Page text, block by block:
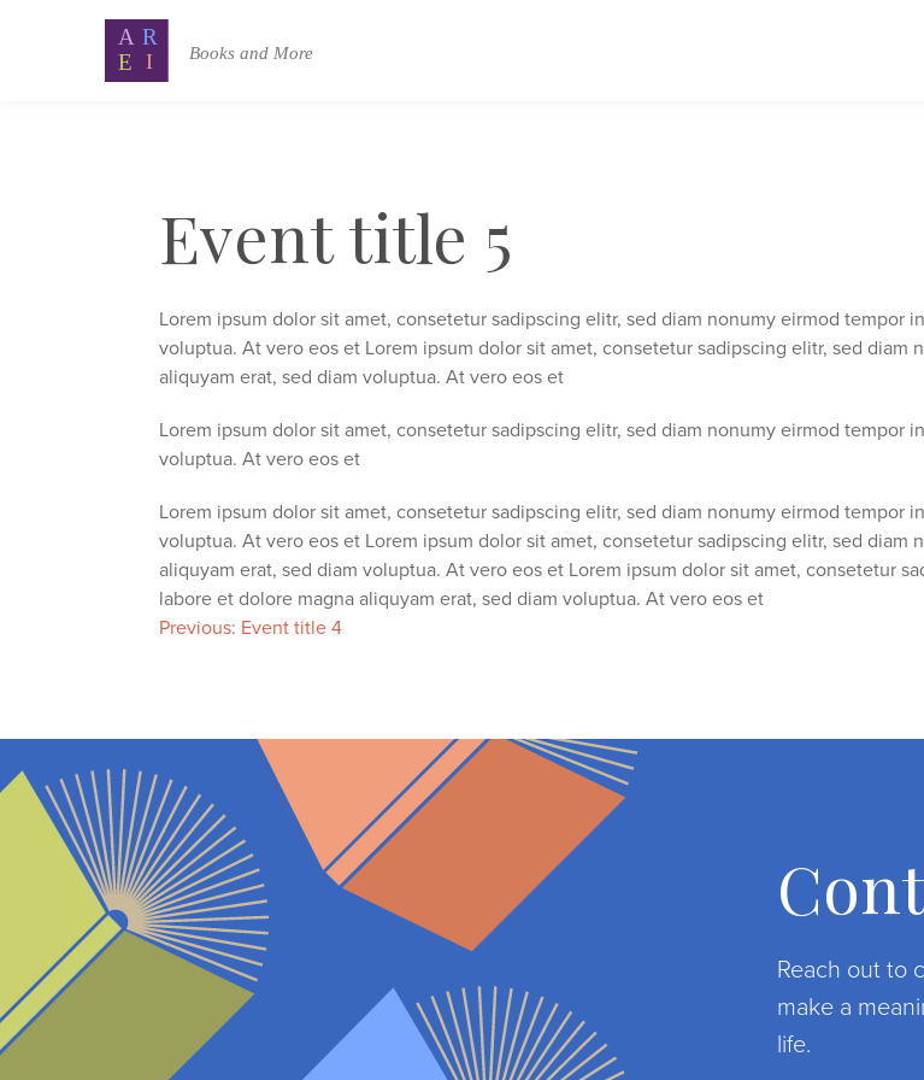
Event title 5
Lorem ipsum dolor sit amet, consetetur sadipscing elitr, sed diam nonumy eirmod tempor
voluptua. At vero eos et Lorem ipsum dolor sit amet, consetetur sadipscing elitr, sed
aliquyam erat, sed diam voluptua. At vero eos et
Lorem ipsum dolor sit amet, consetetur sadipscing elitr, sed diam nonumy eirmod tempor
voluptua. At vero eos et
Lorem ipsum dolor sit amet, consetetur sadipscing elitr, sed diam nonumy eirmod tempor
voluptua. At vero eos et Lorem ipsum dolor sit amet, consetetur sadipscing elitr, sed
aliquyam erat, sed diam voluptua. At vero eos et Lorem ipsum dolor sit amet, consetetur
labore et dolore magna aliquyam erat, sed diam voluptua. At vero eos et
Post
Previous: Event title 4
Reach out to
make a
life.